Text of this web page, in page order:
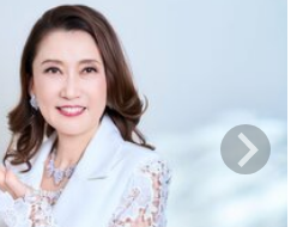
の原動力
次世代へのバトン
一流のルーティン
20代の現在地
・20代の土台